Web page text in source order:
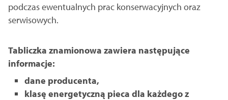
podczas ewentualnych prac konserwacyjnych oraz
serwisowych.
Tabliczka znamionowa zawiera następujące
informacje:
dane producenta,
klasę energetyczną pieca dla każdego z